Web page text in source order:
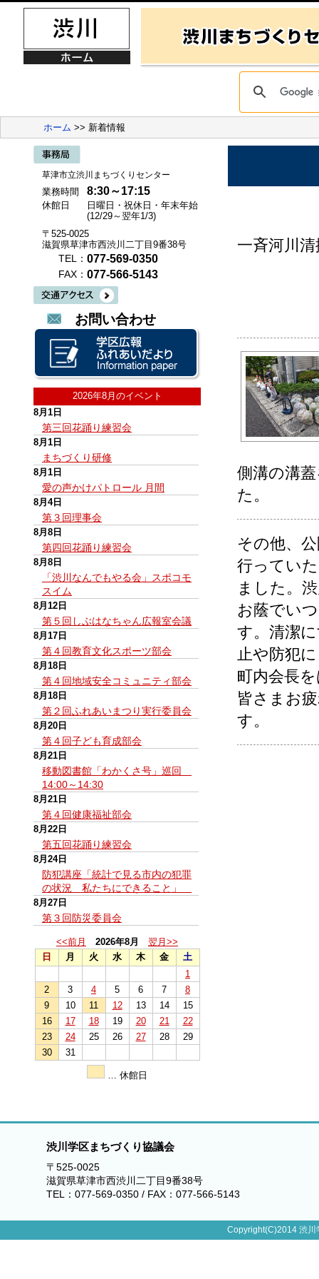
ホーム >> 新着情報
草津市立渋川まちづくりセンター
業務時間 8:30～17:15
休館日
日曜日・祝休日・年末年始
(12/29～翌年1/3)
〒525-0025
滋賀県草津市西渋川二丁目9番38号
TEL： 077-569-0350
FAX： 077-566-5143
お問い合わせ
2026年8月のイベント
8月1日
第三回花踊り練習会
8月1日
まちづくり研修
8月1日
愛の声かけパトロール 月間
8月4日
第３回理事会
8月8日
第四回花踊り練習会
8月8日
「渋川なんでもやる会」スポコモ
スイム
8月12日
第５回しぶはなちゃん広報室会議
8月17日
第４回教育文化スポーツ部会
8月18日
第４回地域安全コミュニティ部会
8月18日
第２回ふれあいまつり実行委員会
8月20日
第４回子ども育成部会
8月21日
移動図書館「わかくさ号」巡回
14:00～14:30
8月21日
第４回健康福祉部会
8月22日
第五回花踊り練習会
8月24日
防犯講座「統計で見る市内の犯罪
の状況 私たちにできること」
8月27日
第３回防災委員会
<<前月 2026年8月
翌月>>
日
月 火 水 木 金
土
1
2
3 4 5 6 7
8
9
10 11 12 13 14
15
16
17 18 19 20 21
22
23
24 25 26 27 28
29
30
31
… 休館日
一斉河川
側溝の溝
た。
その他、
行ってい
ました。
お蔭でい
す。清潔
止や防犯
町内会長
皆さまお
す。
渋川学区まちづくり協議会
〒525-0025
滋賀県草津市西渋川二丁目9番38号
TEL：077-569-0350 / FAX：077-566-5143
Copyright(C)2014 渋川